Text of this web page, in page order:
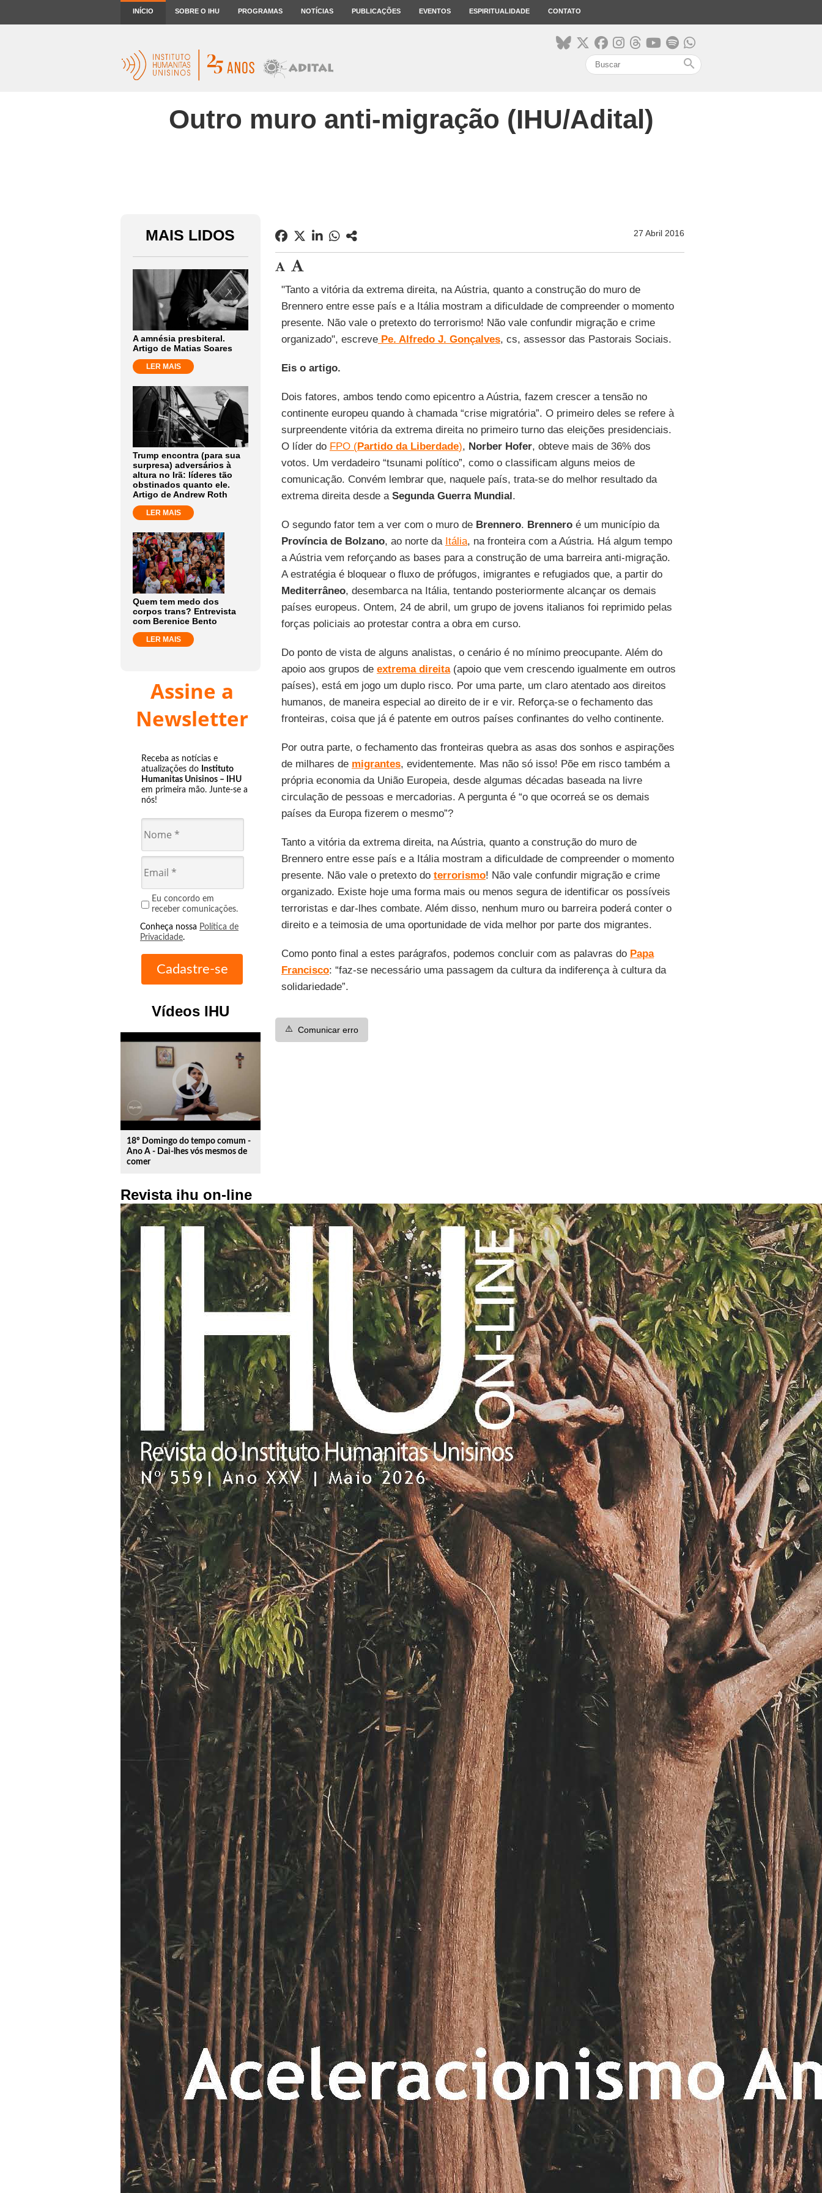
INÍCIO SOBRE O IHU PROGRAMAS NOTÍCIAS PUBLICAÇÕES EVENTOS ESPIRITUALIDADE CONTATO
search
Outro muro anti-migração (IHU/Adital)
MAIS LIDOS
A amnésia presbiteral.
Artigo de Matias Soares
LER MAIS
Trump encontra (para sua
surpresa) adversários à
altura no Irã: líderes tão
obstinados quanto ele.
Artigo de Andrew Roth
LER MAIS
Quem tem medo dos
corpos trans? Entrevista
com Berenice Bento
LER MAIS
Assine a
Newsletter
Receba as notícias e
atualizações do Instituto
Humanitas Unisinos – IHU
em primeira mão. Junte-se a
nós!
Eu concordo em
receber comunicações.
Conheça nossa Política de
Privacidade.
Vídeos IHU
play_circle_outline
18º Domingo do tempo comum -
Ano A - Dai-lhes vós mesmos de
comer
Revista ihu on-line
27 Abril 2016
"Tanto a vitória da extrema direita, na Aústria, quanto a construção do muro de
Brennero entre esse país e a Itália mostram a dificuldade de compreender o momento
presente. Não vale o pretexto do terrorismo! Não vale confundir migração e crime
organizado", escrevePe. Alfredo J. Gonçalves, cs, assessor das Pastorais Sociais.
Eis o artigo.
Dois fatores, ambos tendo como epicentro a Aústria, fazem crescer a tensão no
continente europeu quando à chamada “crise migratória”. O primeiro deles se refere à
surpreendente vitória da extrema direita no primeiro turno das eleições presidenciais.
O líder do FPO (Partido da Liberdade), Norber Hofer, obteve mais de 36% dos
votos. Um verdadeiro “tsunami político”, como o classificam alguns meios de
comunicação. Convém lembrar que, naquele país, trata-se do melhor resultado da
extrema direita desde a Segunda Guerra Mundial.
O segundo fator tem a ver com o muro de Brennero. Brenneroé um município da
Província de Bolzano, ao norte da Itália, na fronteira com a Aústria. Há algum tempo
a Aústria vem reforçando as bases para a construção de uma barreira anti-migração.
A estratégia é bloquear o fluxo de prófugos, imigrantes e refugiados que, a partir do
Mediterrâneo, desembarca na Itália, tentando posteriormente alcançar os demais
países europeus. Ontem, 24 de abril, um grupo de jovens italianos foi reprimido pelas
forças policiais ao protestar contra a obra em curso.
Do ponto de vista de alguns analistas, o cenário é no mínimo preocupante. Além do
apoio aos grupos de extrema direita(apoio que vem crescendo igualmente em outros
países), está em jogo um duplo risco. Por uma parte, um claro atentado aos direitos
humanos, de maneira especial ao direito de ir e vir. Reforça-se o fechamento das
fronteiras, coisa que já é patente em outros países confinantes do velho continente.
Por outra parte, o fechamento das fronteiras quebra as asas dos sonhos e aspirações
de milhares de migrantes, evidentemente. Mas não só isso! Põe em risco também a
própria economia da União Europeia, desde algumas décadas baseada na livre
circulação de pessoas e mercadorias. A pergunta é “o que ocorreá se os demais
países da Europa fizerem o mesmo”?
Tanto a vitória da extrema direita, na Aústria, quanto a construção do muro de
Brennero entre esse país e a Itália mostram a dificuldade de compreender o momento
presente. Não vale o pretexto do terrorismo! Não vale confundir migração e crime
organizado. Existe hoje uma forma mais ou menos segura de identificar os possíveis
terroristas e dar-lhes combate. Além disso, nenhum muro ou barreira poderá conter o
direito e a teimosia de uma oportunidade de vida melhor por parte dos migrantes.
Como ponto final a estes parágrafos, podemos concluir com as palavras do Papa
Francisco: “faz-se necessário uma passagem da cultura da indiferença à cultura da
solidariedade”.
⚠️ Comunicar erro